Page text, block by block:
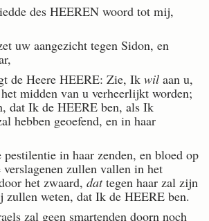
des HEEREN woord tot mij,
uw aangezicht tegen Sidon, en
de Heere HEERE: Zie, Ik wil aan u,
midden van u verheerlijkt worden;
dat Ik de HEERE ben, als Ik
hebben geoefend, en in haar
in haar zenden, en bloed op
verslagenen zullen vallen in het
het zwaard, dattegen haar zal zijn
zullen weten, dat Ik de HEERE ben.
zal geen smartenden doorn noch